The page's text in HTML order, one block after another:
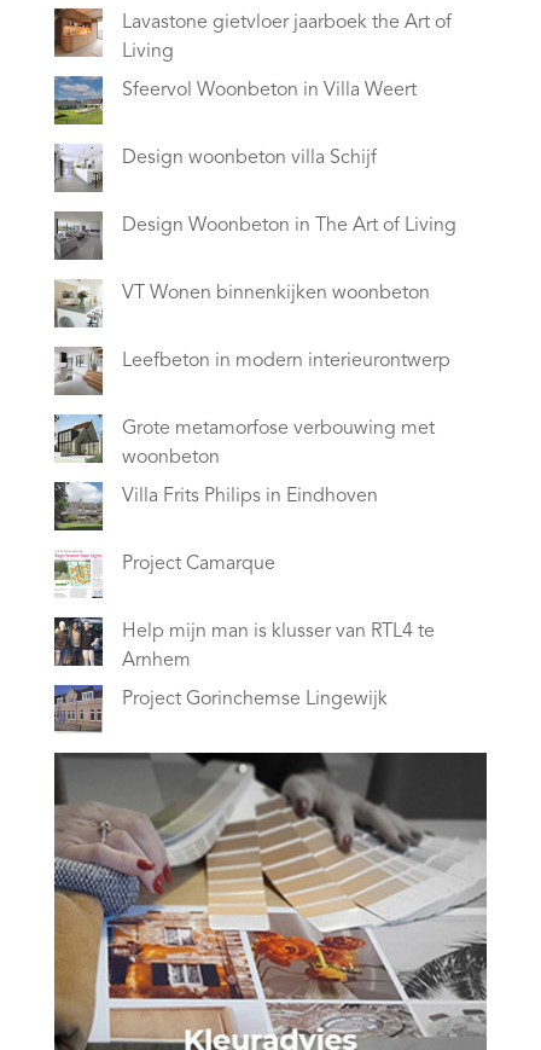
Lavastone gietvloer jaarboek the Art of
Living
Sfeervol Woonbeton in Villa Weert
Design woonbeton villa Schijf
Design Woonbeton in The Art of Living
VT Wonen binnenkijken woonbeton
Leefbeton in modern interieurontwerp
Grote metamorfose verbouwing met
woonbeton
Villa Frits Philips in Eindhoven
Project Camarque
Help mijn man is klusser van RTL4 te
Arnhem
Project Gorinchemse Lingewijk